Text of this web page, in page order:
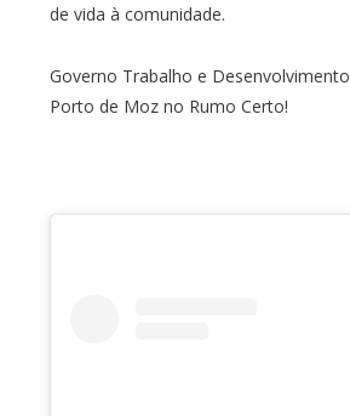
de vida à comunidade.
Governo Trabalho e Desenvolvimento
Porto de Moz no Rumo Certo!